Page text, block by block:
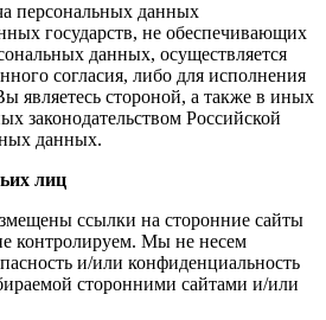
персональных данных
государств, не обеспечивающих
данных, осуществляется
согласия, либо для исполнения
являетесь стороной, а также в иных
законодательством Российской
данных.
лиц
ссылки на сторонние сайты
контролируем. Мы не несем
и/или конфиденциальность
сторонними сайтами и/или